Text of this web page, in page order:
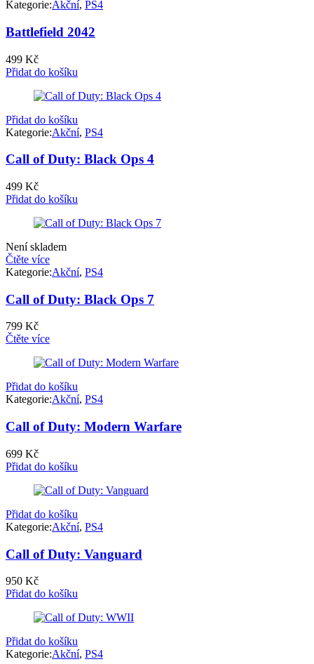
Kategorie:Akční, PS4
Battlefield 2042
499 Kč
Přidat do košíku
Přidat do košíku
Kategorie:Akční, PS4
Call of Duty: Black Ops 4
499 Kč
Přidat do košíku
Není skladem
Čtěte více
Kategorie:Akční, PS4
Call of Duty: Black Ops 7
799 Kč
Čtěte více
Přidat do košíku
Kategorie:Akční, PS4
Call of Duty: Modern Warfare
699 Kč
Přidat do košíku
Přidat do košíku
Kategorie:Akční, PS4
Call of Duty: Vanguard
950 Kč
Přidat do košíku
Přidat do košíku
Kategorie:Akční, PS4